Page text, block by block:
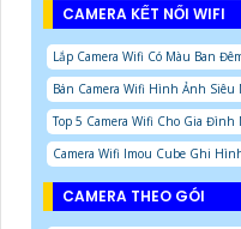
CAMERA KẾT NỐI WIFI
Lắp Camera Wifi Có Màu Ban
Bán Camera Wifi Hình Ảnh Siêu
Top 5 Camera Wifi Cho Gia
Camera Wifi Imou Cube Ghi
CAMERA THEO GÓI